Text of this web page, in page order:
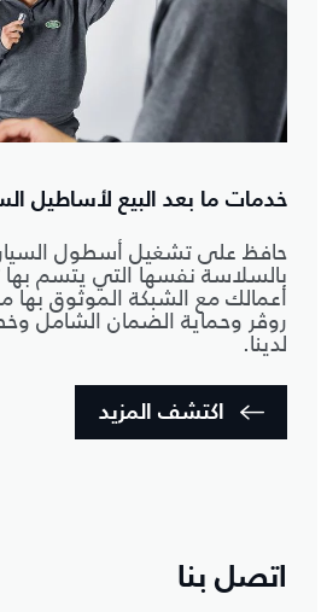
خدمات ما بعد البيع لأساطيل
حافظ على تشغيل أسطول
بالسلاسة نفسها التي يتسم
أعمالك مع الشبكة الموثوق
روڤر وحماية الضمان الشامل
لدينا.
اكتشف المزيد
اتصل بنا